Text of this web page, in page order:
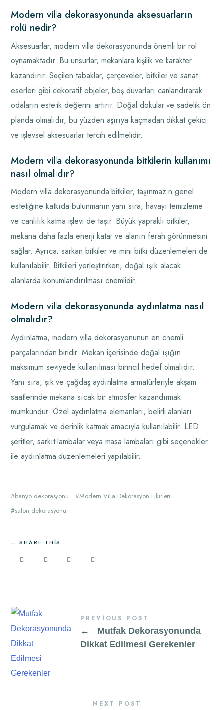
Modern villa dekorasyonunda aksesuarların
rolü nedir?
Aksesuarlar, modern villa dekorasyonunda önemli bir rol
oynamaktadır. Bu unsurlar, mekanlara kişilik ve karakter
kazandırır. Seçilen tabaklar, çerçeveler, bitkiler ve sanat
eserleri gibi dekoratif objeler, boş duvarları canlandırarak
odaların estetik değerini artırır. Doğal dokular ve sadelik ön
planda olmalıdır, bu yüzden aşırıya kaçmadan dikkat çekici
ve işlevsel aksesuarlar tercih edilmelidir.
Modern villa dekorasyonunda bitkilerin kullanımı
nasıl olmalıdır?
Modern villa dekorasyonunda bitkiler, taşınmazın genel
estetiğine katkıda bulunmanın yanı sıra, havayı temizleme
ve canlılık katma işlevi de taşır. Büyük yapraklı bitkiler,
mekana daha fazla enerji katar ve alanın ferah görünmesini
sağlar. Ayrıca, sarkan bitkiler ve mini bitki düzenlemeleri de
kullanılabilir. Bitkileri yerleştirirken, doğal ışık alacak
alanlarda konumlandırılması önemlidir.
Modern villa dekorasyonunda aydınlatma nasıl
olmalıdır?
Aydınlatma, modern villa dekorasyonunun en önemli
parçalarından biridir. Mekan içerisinde doğal ışığın
maksimum seviyede kullanılması birincil hedef olmalıdır.
Yanı sıra, şık ve çağdaş aydınlatma armatürleriyle akşam
saatlerinde mekana sıcak bir atmosfer kazandırmak
mümkündür. Özel aydınlatma elemanları, belirli alanları
vurgulamak ve derinlik katmak amacıyla kullanılabilir. LED
şeritler, sarkıt lambalar veya masa lambaları gibi seçenekler
ile aydınlatma düzenlemeleri yapılabilir.
banyo dekorasyonu
Modern Villa Dekorasyon Fikirleri
salon dekorasyonu
SHARE THIS
PREVIOUS POST
←
Mutfak Dekorasyonunda
Dikkat Edilmesi Gerekenler
NEXT POST